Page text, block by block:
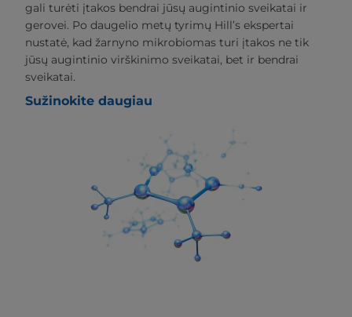
gali turėti įtakos bendrai jūsų augintinio sveikatai ir
gerovei. Po daugelio metų tyrimų Hill’s ekspertai
nustatė, kad žarnyno mikrobiomas turi įtakos ne tik
jūsų augintinio virškinimo sveikatai, bet ir bendrai
sveikatai.
Sužinokite daugiau